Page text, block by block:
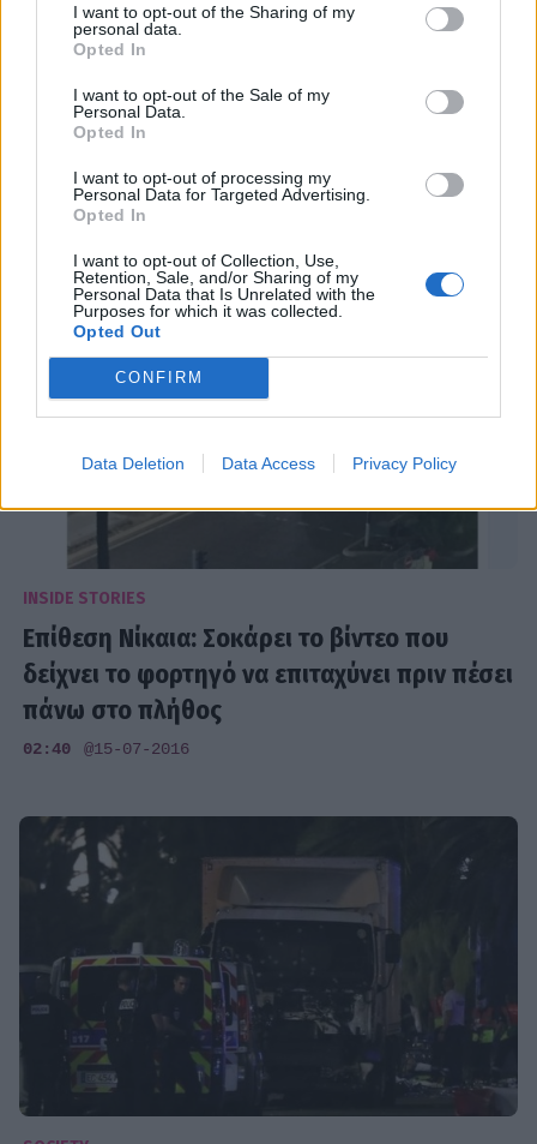
I want to opt-out of the Sharing of my
personal data.
Opted In
I want to opt-out of the Sale of my
Personal Data.
Opted In
I want to opt-out of processing my
Personal Data for Targeted Advertising.
Opted In
I want to opt-out of Collection, Use,
Retention, Sale, and/or Sharing of my
Personal Data that Is Unrelated with the
Purposes for which it was collected.
Opted Out
CONFIRM
Data Deletion Data Access Privacy Policy
SHOWBIZ
Το μήνυμα του Τσαλίκη για το μακελειό στη
Γαλλία:«Πως έγινε ο κόσμος μας ρε
@15-07-2016
INSIDE STORIES
Επίθεση Νίκαια: Σοκάρει το βίντεο που
δείχνει το φορτηγό να επιταχύνει πριν πέσει
πάνω στο πλήθος
02:40 @15-07-2016